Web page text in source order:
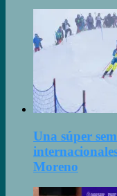
Una súper
Moreno